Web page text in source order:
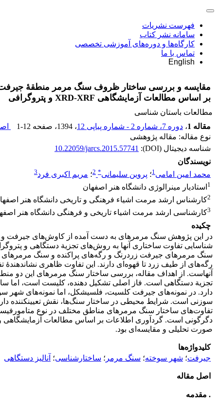
فهرست نشریات
سامانه نشر کتاب
کارگاه‌ها و دوره‌های آموزشی تخصصی
تماس با ما
English
مقایسه و بررسی ساختار ظروف سنگ مرمر منطقۀ
بر اساس مطالعات آزمایشگاهی XRD-XRF و پتروگرافی
مطالعات باستان شناسی
مقاله 1
، دوره 7، شماره 2 - شماره پیاپی 12 ، 1394 ، صفحه 1-12
نوع مقاله: مقاله پژوهشی
شناسه دیجیتال (DOI):
10.22059/jarcs.2015.57741
نویسندگان
محمد امین امامی1؛ پروین سلیمانی*
2؛ مریم اکبری فرد3
1 استادیار مینرالوژی دانشگاه هنر اصفهان
2کارشناس ارشد مرمت اشیاء فرهنگی و تاریخی دانشگاه هنر
3کارشناسی ارشد مرمت اشیاء تاریخی و فرهنگی دانشگاه هنر
چکیده
در این پژوهش سنگ مرمرهای به دست آمده از کاوش‌های جیرفت
شناسایی­ تفاوت ساختاری آنها به روش‌های تجزیة دستگاهی و
سنگ مرمرهای جیرفت زردرنگ و رگه‌های پراکنده و سنگ
رگه‌های از طیف زرد تا قهوه‌ای دارند. این تفاوت ظاهری نشان­دهندۀ
آنهاست. از اهداف مقاله، بررسی ­ساختار سنگ مرمرهای این دو
تجزیة دستگاهی است. فاز اصلی تشکیل ­دهنده، کلیست است، اما
دارد. در نمونه‌های جیرفت کلسیت، فلسی­شکل، اما نمونه‌های شهر
سوزنی است. شرایط محیطی در ساختار سنگ‌ها، نقش تعیین­کننده
تفاوت‌های ساختار سنگ مرمرهای مناطق مختلف در نوع
دگرگونی است.­­ گردآوری اطلاعات بر اساس مطالعات آزمایشگاهی و
صورت ­تحلیلی و مقایسه‌ای بود.
کلیدواژه‌ها
جیرفت؛ شهر سوخته؛ سنگ مرمر ؛ ساختارشناسی؛ آنالیز دستگاهی
اصل مقاله
. مقدمه